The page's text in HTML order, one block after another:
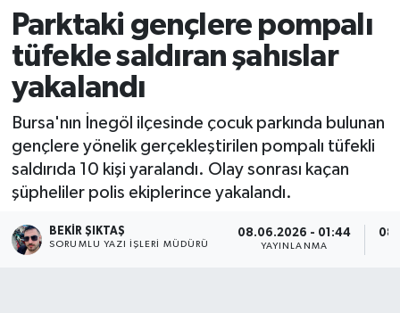
Parktaki gençlere pompalı
tüfekle saldıran şahıslar
yakalandı
Bursa'nın İnegöl ilçesinde çocuk parkında bulunan
gençlere yönelik gerçekleştirilen pompalı tüfekli
saldırıda 10 kişi yaralandı. Olay sonrası kaçan
şüpheliler polis ekiplerince yakalandı.
BEKIR ŞIKTAŞ
SORUMLU YAZI İŞLERI MÜDÜRÜ
08.06.2026 - 01:44
YAYINLANMA
Son Dakika Haberleri
Haber Arşivi